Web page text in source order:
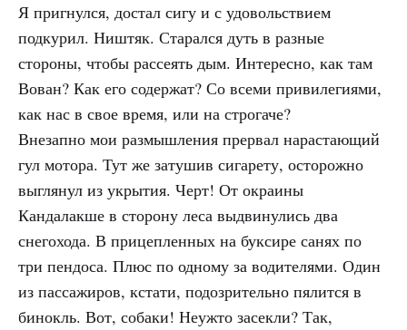
Я пригнулся, достал сигу и с удовольствием
подкурил. Ништяк. Старался дуть в разные
стороны, чтобы рассеять дым. Интересно, как там
Вован? Как его содержат? Со всеми привилегиями,
как нас в свое время, или на строгаче?
Внезапно мои размышления прервал нарастающий
гул мотора. Тут же затушив сигарету, осторожно
выглянул из укрытия. Черт! От окраины
Кандалакше в сторону леса выдвинулись два
снегохода. В прицепленных на буксире санях по
три пендоса. Плюс по одному за водителями. Один
из пассажиров, кстати, подозрительно пялится в
бинокль. Вот, собаки! Неужто засекли? Так,